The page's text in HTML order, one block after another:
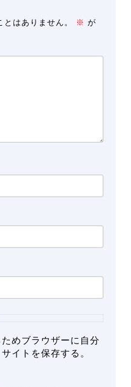
はありません。 ※ が
めブラウザーに自分
イトを保存する。